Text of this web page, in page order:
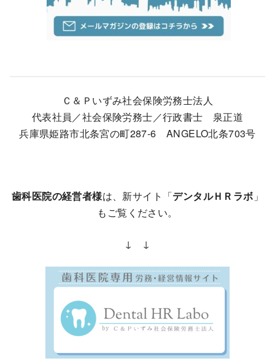
Ｃ＆Ｐいずみ社会保険労務士法人
代表社員／社会保険労務士／行政書士 泉正道
兵庫県姫路市北条宮の町287-6 ANGELO北条703号
歯科医院の経営者様は、新サイト「デンタルＨＲラボ 」
もご覧ください。
↓ ↓